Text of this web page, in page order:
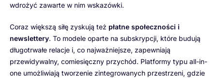
wdrożyć zawarte w nim wskazówki.
Coraz większą siłę zyskują też płatne społeczności i
newslettery. To modele oparte na subskrypcji, które budują
długotrwałe relacje i, co najważniejsze, zapewniają
przewidywalny, comiesięczny przychód. Platformy typu all-in-
one umożliwiają tworzenie zintegrowanych przestrzeni, gdzie